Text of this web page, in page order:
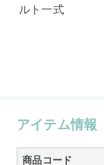
ルト一式
アイテム情報
商品コード